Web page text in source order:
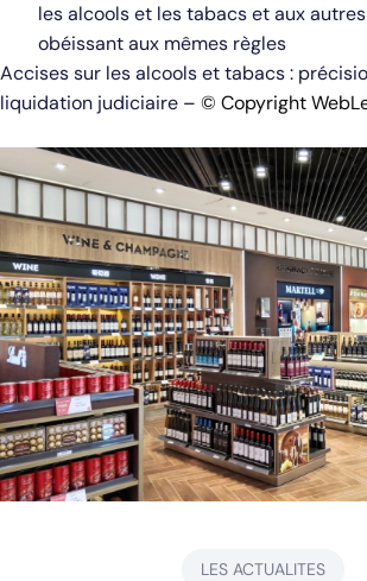
les alcools et les tabacs et aux
obéissant aux mêmes règles
Accises sur les alcools et tabacs :
liquidation judiciaire – © Copyright
LES ACTUALITES